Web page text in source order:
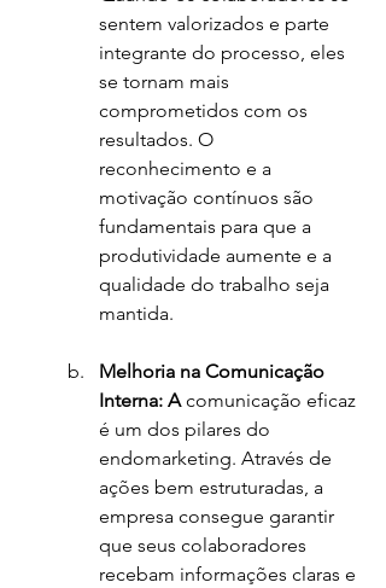
sentem valorizados e parte
integrante do processo, eles
se tornam mais
comprometidos com os
resultados. O
reconhecimento e a
motivação contínuos são
fundamentais para que a
produtividade aumente e a
qualidade do trabalho seja
mantida.
Melhoria na Comunicação
Interna: A comunicação eficaz
é um dos pilares do
endomarketing. Através de
ações bem estruturadas, a
empresa consegue garantir
que seus colaboradores
recebam informações claras e